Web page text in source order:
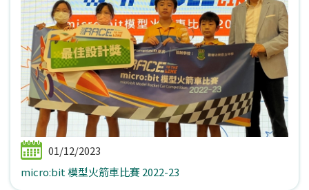
01/12/2023
micro:bit 模型火箭車比賽 2022-23